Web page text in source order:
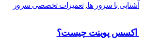
آشنایی با سرور ها,تعمیرات تخصصی سرور
اکسس پوینت چیست؟